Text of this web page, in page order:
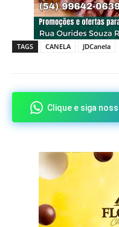
TAGS CANELA JDCanela
Clique e siga